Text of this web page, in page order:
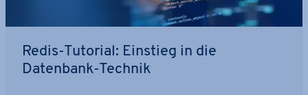
Redis-Tutorial: Einstieg in die
Datenbank-Technik